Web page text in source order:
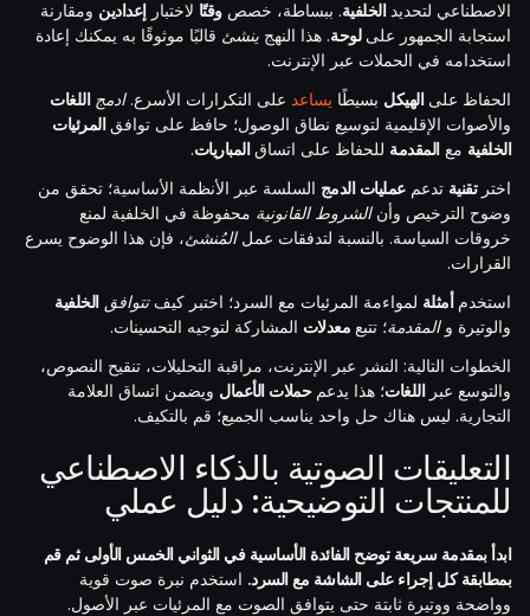
الاصطناعي لتحديدالخلفية. ببساطة، خصصوقتًا لاختبارإعدادين ومقارنة
استجابة الجمهور علىلوحة. هذا النهج ينشئ قالبًا موثوقًا به يمكنك إعادة
استخدامه في الحملات عبر الإنترنت.
الحفاظ علىالهيكل بسيطًا يساعد على التكرارات الأسرع.ادمج اللغات
والأصوات الإقليمية لتوسيع نطاق الوصول؛ حافظ على توافقالمرئيات
الخلفية معالمقدمة للحفاظ على اتساقالمباريات.
اخترتقنية تدعمعمليات الدمج السلسة عبر الأنظمة الأساسية؛ تحقق من
وضوح الترخيص وأنالشروط القانونية محفوظة في الخلفية لمنع
خروقات السياسة. بالنسبة لتدفقات عملالمُنشئ، فإن هذا الوضوح يسرع
القرارات.
استخدمأمثلة لمواءمة المرئيات مع السرد؛ اختبر كيفتتوافق الخلفية
والوتيرة والمقدمة؛ تتبع معدلات المشاركة لتوجيه التحسينات.
الخطوات التالية: النشر عبر الإنترنت، مراقبة التحليلات، تنقيح النصوص،
والتوسع عبراللغات؛ هذا يدعمحملات الأعمال ويضمن اتساق العلامة
التجارية. ليس هناك حل واحد يناسب الجميع؛ قم بالتكيف.
التعليقات الصوتية بالذكاء الاصطناعي
للمنتجات التوضيحية: دليل عملي
ابدأ بمقدمة سريعة توضح الفائدة الأساسية في الثواني الخمس الأولى ثم قم
بمطابقة كل إجراء على الشاشة مع السرد. استخدم نبرة صوت قوية
وواضحة ووتيرة ثابتة حتى يتوافق الصوت مع المرئيات عبر الأصول.